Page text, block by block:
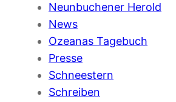
Neunbuchener Herold
News
Ozeanas Tagebuch
Presse
Schneestern
Schreiben